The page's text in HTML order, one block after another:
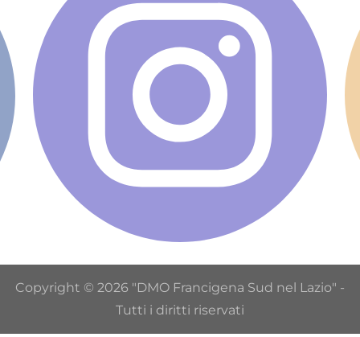
Copyright © 2026 "DMO Francigena Sud nel Lazio" -
Tutti i diritti riservati